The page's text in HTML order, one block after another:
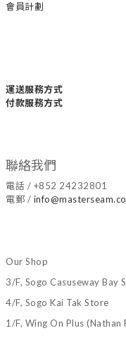
會員計劃
運送服務方式
付款服務方式
聯絡我們
電話 / +852 24232801
電郵 /
Our Shop
3/F, Sogo Casuseway Bay
4/F, Sogo Kai Tak Store
1/F, Wing On Plus (Nathan